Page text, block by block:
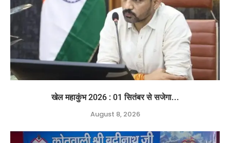
खेल महाकुंभ 2026 : 01 सितंबर से सजेगा...
August 8, 2026